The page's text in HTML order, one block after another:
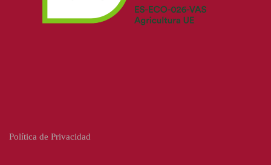
Política de Privacidad